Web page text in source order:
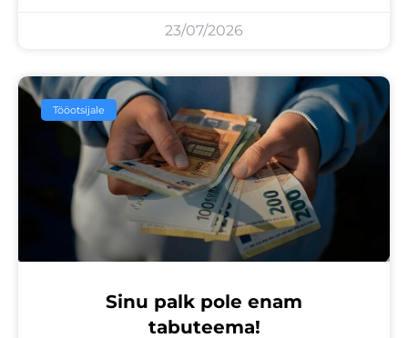
23/07/2026
Tööotsijale
Sinu palk pole enam
tabuteema!